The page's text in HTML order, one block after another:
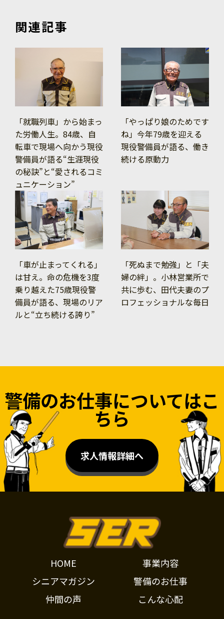
関連記事
「就職列車」から始まっ
た労働人生。84歳、自
転車で現場へ向かう現役
警備員が語る“生涯現役
の秘訣”と“愛されるコミ
ュニケーション”
「やっぱり娘のためです
ね」今年79歳を迎える
現役警備員が語る、働き
続ける原動力
「車が止まってくれる」
は甘え。命の危機を3度
乗り越えた75歳現役警
備員が語る、現場のリア
ルと“立ち続ける誇り”
「死ぬまで勉強」と「夫
婦の絆」。小林営業所で
共に歩む、田代夫妻のプ
ロフェッショナルな毎日
警備のお仕事についてはこ
ちら
求人情報詳細へ
HOME
事業内容
シニアマガジン
警備のお仕事
仲間の声
こんな心配